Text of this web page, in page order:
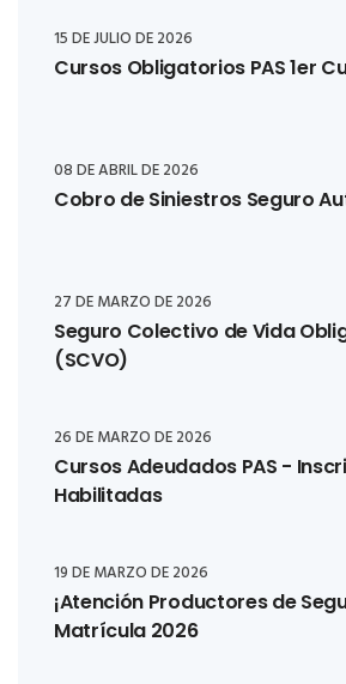
15 DE JULIO DE 2026
Cursos Obligatorios PAS 1er
08 DE ABRIL DE 2026
Cobro de Siniestros Seguro
27 DE MARZO DE 2026
Seguro Colectivo de Vida
(SCVO)
26 DE MARZO DE 2026
Cursos Adeudados PAS -
Habilitadas
19 DE MARZO DE 2026
¡Atención Productores de
Matrícula 2026